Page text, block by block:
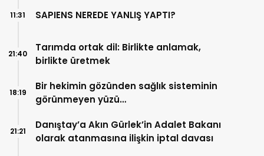
SAPIENS NEREDE YANLIŞ YAPTI?
11:31
Tarımda ortak dil: Birlikte anlamak,
birlikte üretmek
21:40
Bir hekimin gözünden sağlık sisteminin
görünmeyen yüzü…
18:19
Danıştay’a Akın Gürlek’in Adalet Bakanı
olarak atanmasına ilişkin iptal davası
21:21